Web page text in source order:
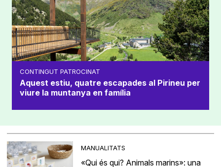
CONTINGUT PATROCINAT
Aquest estiu, quatre escapades al Pirineu per
viure la muntanya en família
MANUALITATS
«Qui és qui? Animals marins»: una